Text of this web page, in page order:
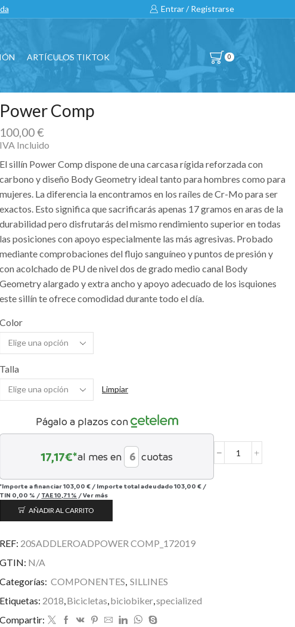
Entrar / Registrarse
ARTÍCULOS TIKTOK 0
Power Comp
100,00€
IVA Incluido
El sillín Power Comp dispone de una carcasa rígida reforzada con
carbono y diseño Body Geometry ideal tanto para hombres como para
mujeres. La diferencia la encontramos en los raíles de Cr-Mo para ser
exactos. Esto significa que sacrificarás apenas 17 gramos en aras de la
durabilidad pero disfrutarás del mismo rendimiento superior en todas
las posiciones con apoyo especialmente las más agresivas. Probado
mediante comprobaciones del flujo sanguíneo y puntos de presión y
con acolchado de PU de nivel dos de grado medio canal Body
Geometry alargado y extra ancho y apoyo adecuado de los isquiones
este sillín te ofrece comodidad durante todo el día.
Color
Talla
Limpiar
Págalo a plazos con
17,17€*al mes en cuotas
*Importe a financiar103,00 € / Importe total adeudado103,00 € /
TIN 0,00 % / TAE10,71 % /Ver más
Power
AÑADIR AL CARRITO
REF: 20SADDLEROADPOWER COMP_172019
GTIN: N/A
Categorías: COMPONENTES, SILLINES
Etiquetas: 2018,Bicicletas,biciobiker,specialized
Compartir: